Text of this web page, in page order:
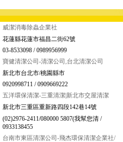
威潔消毒除蟲企業社
花蓮縣花蓮市福昌二街62號
03-8533098 / 0989956999
寶健清潔公司-清潔公司,台北清潔公司
新北市台北市/桃園縣市
0920998711 / 0909669222
五洋環保清潔-三重清潔|新北市交屋清潔
新北市三重區重新路四段142巷14號
(02)2976-2411/080000 5807(我幫您清 /
0933138455
台南市東區清潔公司-飛杰環保清潔企業社/